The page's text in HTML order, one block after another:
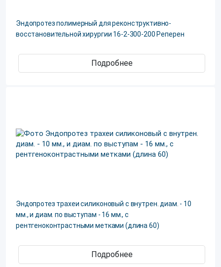
Эндопротез полимерный для реконструктивно-
восстановительной хирургии 16-2-300-200 Реперен
Подробнее
Эндопротез трахеи силиконовый с внутрен. диам. - 10
мм., и диам. по выступам - 16 мм., с
рентгеноконтрастными метками (длина 60)
Подробнее